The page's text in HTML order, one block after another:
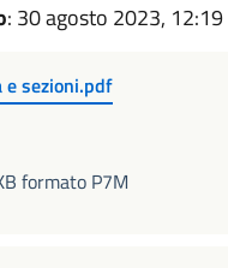
: 30 agosto 2023, 12:19
e sezioni.pdf
formato P7M